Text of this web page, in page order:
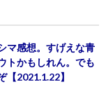
マ感想。すげえな青
トかもしれん。でも
2021.1.22】